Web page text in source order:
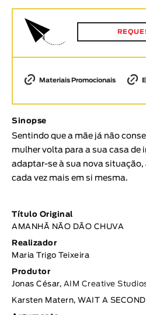
Animar
DURAÇÃO
< / >
GÉNERO
Ficção
Animação
Documentário
Tópicos selecionados
Materiais Promocionais
Sinopse
Sentindo que a mãe já não
mulher volta para a sua casa
adaptar-se à sua nova situação,
cada vez mais em si mesma.
Título Original
AMANHÃ NÃO DÃO CHUVA
Realizador
Maria Trigo Teixeira
Produtor
Jonas César, AIM Creative
Karsten Matern, WAIT A